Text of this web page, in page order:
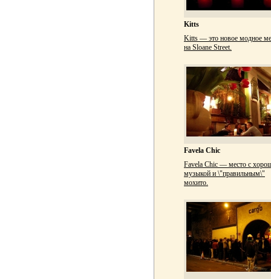
Kitts
Kitts — это новое модное
на Sloane Street.
Favela Chic
Favela Chic — место с
музыкой и \"правильным\"
мохито.